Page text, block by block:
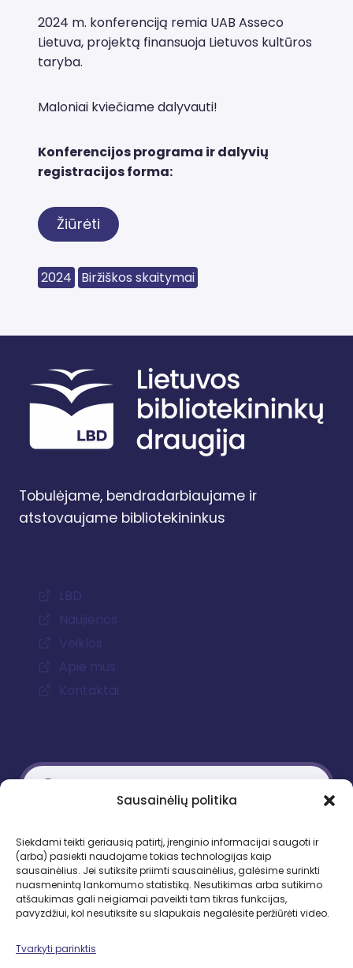
Sausainėlių politika
Siekdami teikti geriausią patirtį, įrenginio informacijai saugoti ir
(arba) pasiekti naudojame tokias technologijas kaip
sausainėlius. Jei sutiksite priimti sausainėlius, galėsime surinkti
nuasmenintą lankomumo statistiką. Nesutikimas arba sutikimo
atšaukimas gali neigiamai paveikti tam tikras funkcijas,
pavyzdžiui, kol nesutiksite su slapukais negalėsite peržiūrėti video.
Tvarkyti parinktis
2024 m. konferenciją remia UAB Asseco
Lietuva, projektą finansuoja Lietuvos kultūros
taryba.
Maloniai kviečiame dalyvauti!
Konferencijos programa ir dalyvių
registracijos forma:
Žiūrėti
2024 Biržiškos skaitymai
Tobulėjame, bendradarbiaujame ir
atstovaujame bibliotekininkus
LBD
Naujienos
Veiklos
Apie mus
Kontaktai
Gedimino pr. 51, LT-01109 Vilnius
Tel. +370 683 95403
El. paštas: lbd.sekretore@gmail.com